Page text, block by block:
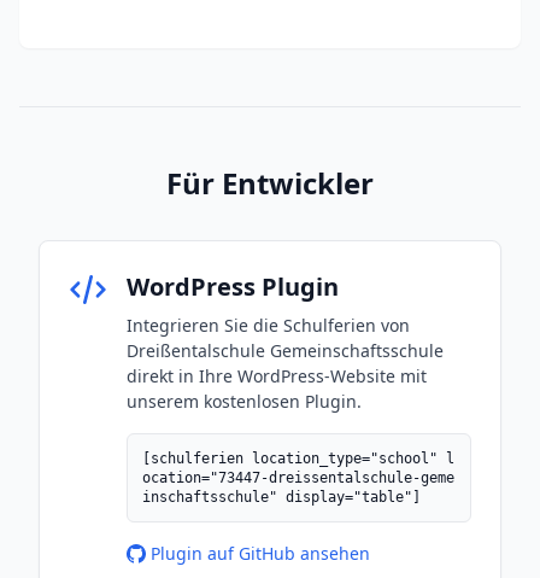
Für Entwickler
WordPress Plugin
Integrieren Sie die Schulferien von
Dreißentalschule Gemeinschaftsschule
direkt in Ihre WordPress-Website mit
unserem kostenlosen Plugin.
[schulferien location_type="school" l
ocation="73447-dreissentalschule-geme
inschaftsschule" display="table"]
Plugin auf GitHub ansehen